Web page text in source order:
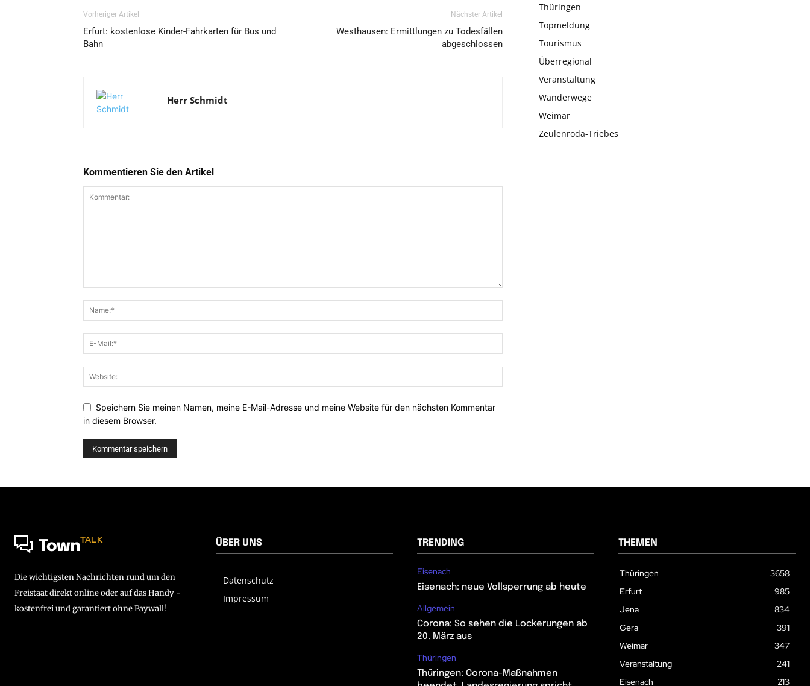
Vorheriger Artikel
Erfurt: kostenlose Kinder-Fahrkarten für Bus und
Bahn
Nächster Artikel
Westhausen: Ermittlungen zu Todesfällen
abgeschlossen
Herr Schmidt
Kommentieren Sie den Artikel
Speichern Sie meinen Namen, meine E-Mail-Adresse und meine Website für den nächsten Kommentar
in diesem Browser.
Thüringen
Topmeldung
Tourismus
Überregional
Veranstaltung
Wanderwege
Weimar
Zeulenroda-Triebes
TownTALK
Die wichtigsten Nachrichten rund um den
Freistaat direkt online oder auf das Handy -
kostenfrei und garantiert ohne Paywall!
ÜBER UNS
Datenschutz
Impressum
TRENDING
Eisenach
Eisenach: neue Vollsperrung ab heute
Allgemein
Corona: So sehen die Lockerungen ab
20. März aus
Thüringen
Thüringen: Corona-Maßnahmen
THEMEN
Thüringen
3658
Erfurt
985
Jena
834
Gera
391
Weimar
347
Veranstaltung
241
Eisenach
213